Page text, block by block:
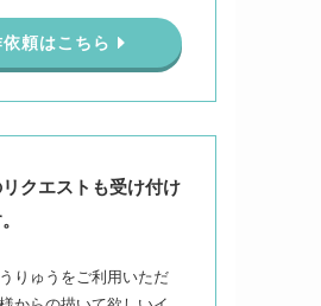
頼はこちら
クエストも受け付け
りゅうをご利用いただ